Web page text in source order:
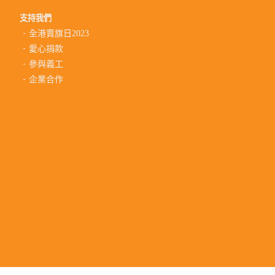
支持我們
全港賣旗日2023
愛心捐款
參與義工
企業合作